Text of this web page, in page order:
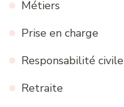
Métiers
Prise en charge
Responsabilité civile
Retraite